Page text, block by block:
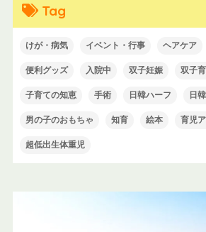
Tag
けが・病気 イベント・行事 ヘアケア
便利グッズ 入院中 双子妊娠 双子
子育ての知恵 手術 日韓ハーフ 日
男の子のおもちゃ 知育 絵本 育児
超低出生体重児